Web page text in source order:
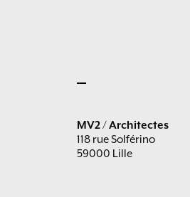
MV2 / Architectes
118 rue Solférino
59000 Lille